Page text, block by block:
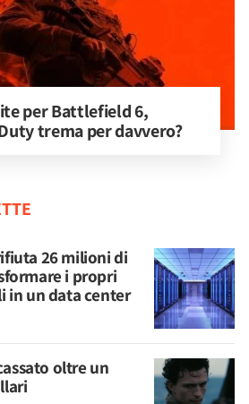
per Battlefield 6,
trema per davvero?
26 milioni di
i propri
in un data center
oltre un